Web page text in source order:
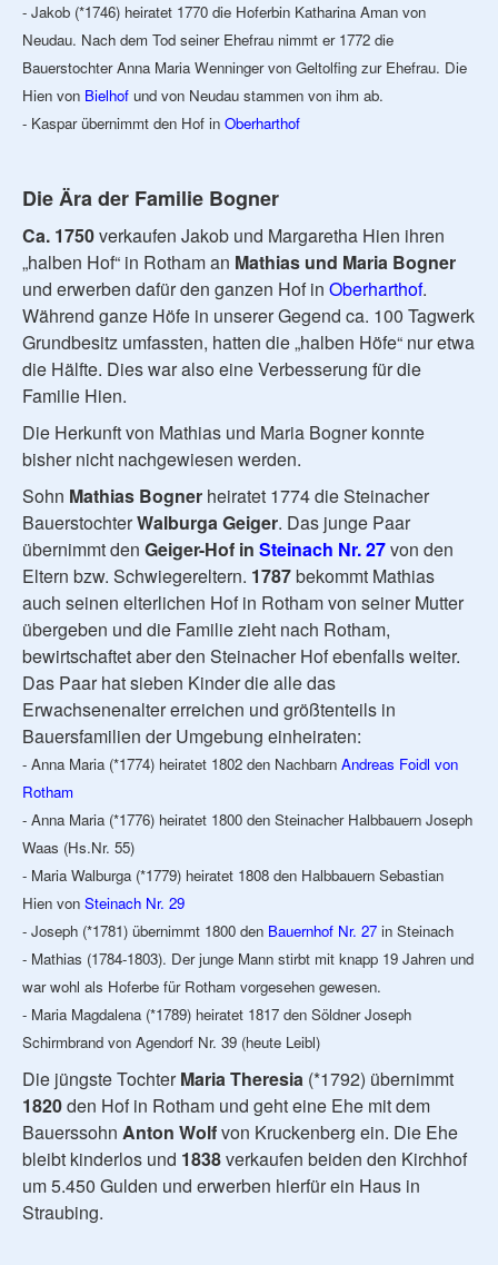
- Jakob (*1746) heiratet 1770 die Hoferbin Katharina Aman von
Neudau. Nach dem Tod seiner Ehefrau nimmt er 1772 die
Bauerstochter Anna Maria Wenninger von Geltolfing zur Ehefrau. Die
Hien von Bielhof und von Neudau stammen von ihm ab.
- Kaspar übernimmt den Hof in Oberharthof
Die Ära der Familie Bogner
Ca. 1750verkaufen Jakob und Margaretha Hien ihren
„halben Hof“ in Rotham an Mathias und Maria Bogner
und erwerben dafür den ganzen Hof in Oberharthof.
Während ganze Höfe in unserer Gegend ca. 100 Tagwerk
Grundbesitz umfassten, hatten die „halben Höfe“ nur etwa
die Hälfte. Dies war also eine Verbesserung für die
Familie Hien.
Die Herkunft von Mathias und Maria Bogner konnte
bisher nicht nachgewiesen werden.
Sohn Mathias Bogner heiratet 1774 die Steinacher
BauerstochterWalburga Geiger. Das junge Paar
übernimmt den Geiger-Hof in Steinach Nr. 27von den
Eltern bzw. Schwiegereltern. 1787bekommt Mathias
auch seinen elterlichen Hof in Rotham von seiner Mutter
übergeben und die Familie zieht nach Rotham,
bewirtschaftet aber den Steinacher Hof ebenfalls weiter.
Das Paar hat sieben Kinder die alle das
Erwachsenenalter erreichen und größtenteils in
Bauersfamilien der Umgebung einheiraten:
- Anna Maria (*1774) heiratet 1802 den Nachbarn Andreas Foidl von
Rotham
- Anna Maria (*1776) heiratet 1800 den Steinacher Halbbauern Joseph
Waas (Hs.Nr. 55)
- Maria Walburga (*1779) heiratet 1808 den Halbbauern Sebastian
Hien von Steinach Nr. 29
- Joseph (*1781) übernimmt 1800 den Bauernhof Nr. 27 in Steinach
- Mathias (1784-1803). Der junge Mann stirbt mit knapp 19 Jahren und
war wohl als Hoferbe für Rotham vorgesehen gewesen.
- Maria Magdalena (*1789) heiratet 1817 den Söldner Joseph
Schirmbrand von Agendorf Nr. 39 (heute Leibl)
Die jüngste TochterMaria Theresia (*1792) übernimmt
1820den Hof in Rotham und geht eine Ehe mit dem
Bauerssohn Anton Wolfvon Kruckenberg ein. Die Ehe
bleibt kinderlos und 1838verkaufen beiden den Kirchhof
um 5.450 Gulden und erwerben hierfür ein Haus in
Straubing.